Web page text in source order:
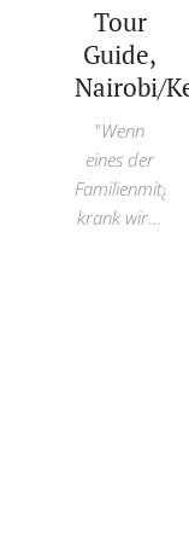
Tour
Guide,
Nairobi/
"Wenn
eines der
krank wird,